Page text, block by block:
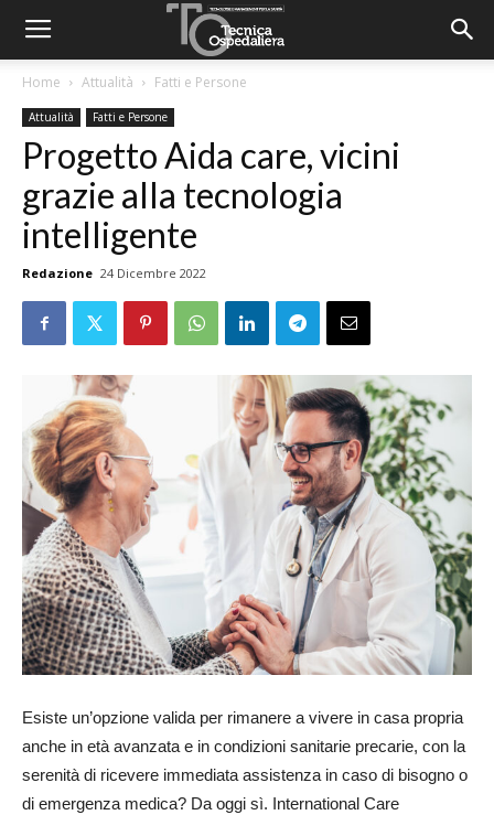
Home Attualità Fatti e Persone
Attualità Fatti e Persone
Progetto Aida care, vicini
grazie alla tecnologia
intelligente
Redazione 24 Dicembre 2022
Esiste un’opzione valida per rimanere a vivere in casa propria
anche in età avanzata e in condizioni sanitarie precarie, con la
serenità di ricevere immediata assistenza in caso di bisogno o
di emergenza medica? Da oggi sì. International Care